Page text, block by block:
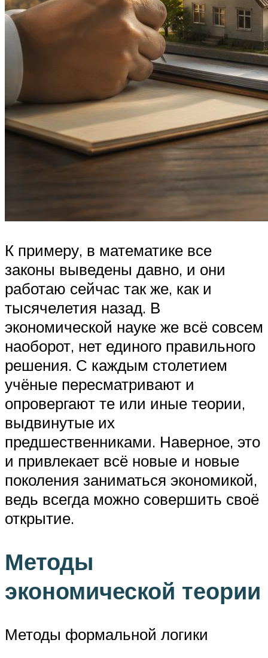
К примеру, в математике все
законы выведены давно, и они
работаю сейчас так же, как и
тысячелетия назад. В
экономической науке же всё совсем
наоборот, нет единого правильного
решения. С каждым столетием
учёные пересматривают и
опровергают те или иные теории,
выдвинутые их
предшественниками. Наверное, это
и привлекает всё новые и новые
поколения заниматься экономикой,
ведь всегда можно совершить своё
открытие.
Методы
экономической теории
Методы формальной логики